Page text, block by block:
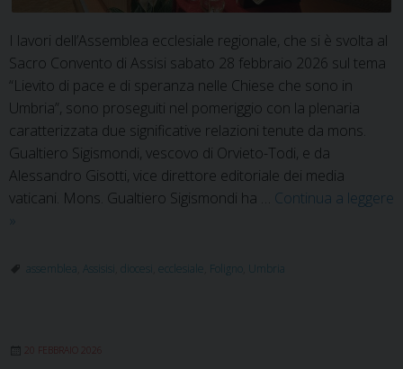
I lavori dell’Assemblea ecclesiale regionale, che si è svolta al
Sacro Convento di Assisi sabato 28 febbraio 2026 sul tema
“Lievito di pace e di speranza nelle Chiese che sono in
Umbria”, sono proseguiti nel pomeriggio con la plenaria
caratterizzata due significative relazioni tenute da mons.
Gualtiero Sigismondi, vescovo di Orvieto-Todi, e da
Alessandro Gisotti, vice direttore editoriale dei media
vaticani. Mons. Gualtiero Sigismondi ha … Continua a leggere
Assemblea
regionale:
dei
»
assemblea Assisisi diocesi ecclesiale Foligno Umbria
20 FEBBRAIO 2026